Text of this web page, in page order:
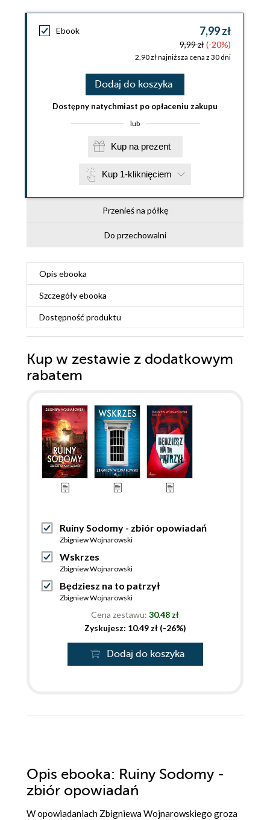
Ebook 7,99 zł
9,99 zł(-20%)
2,90 zł najniższa cena z 30 dni
Dodaj do koszyka
Dostępny natychmiast po opłaceniu zakupu
lub
Kup na prezent
Kup 1-kliknięciem
Przenieś na półkę
Do przechowalni
Opis ebooka
Szczegółyebooka
Dostępność produktu
Kup w zestawie z dodatkowym
rabatem
Ruiny Sodomy - zbiór opowiadań
Zbigniew Wojnarowski
Wskrzes
Zbigniew Wojnarowski
Będziesz na to patrzył
Zbigniew Wojnarowski
Cena zestawu: 30.48 zł
Zyskujesz: 10.49 zł (-26%)
Dodaj do koszyka
Opis ebooka: Ruiny Sodomy -
zbiór opowiadań
W opowiadaniach Zbigniewa Wojnarowskiego groza